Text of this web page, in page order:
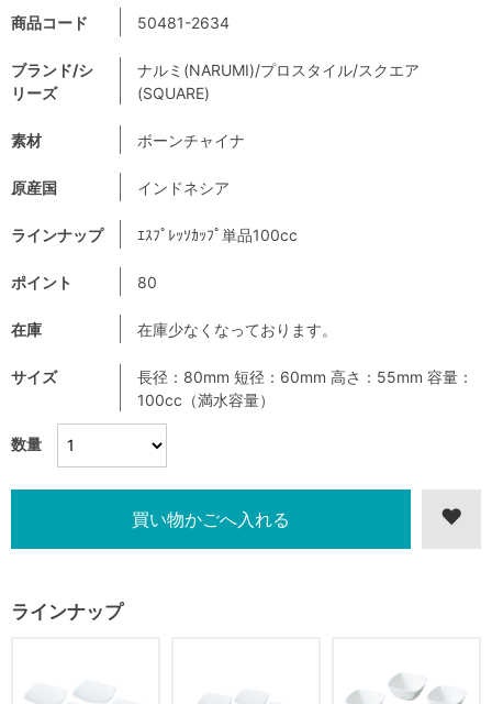
数量
商品コード 50481-2634
ブランド/シ
リーズ
ナルミ(NARUMI)/プロスタイル/スクエア
(SQUARE)
素材 ボーンチャイナ
原産国 インドネシア
ラインナップ ｴｽﾌﾟﾚｯｿｶｯﾌﾟ単品100cc
ポイント 80
在庫 在庫少なくなっております。
サイズ
長径：80mm 短径：60mm 高さ：55mm 容量：
100cc（満水容量）
ラインナップ